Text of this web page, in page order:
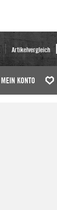
Artikelvergleich
MEIN KONTO